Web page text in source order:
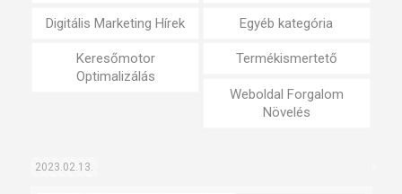
Digitális Marketing Hírek Egyéb kategória
Keresőmotor
Optimalizálás
Termékismertető
Weboldal Forgalom
Növelés
2023.02.13.